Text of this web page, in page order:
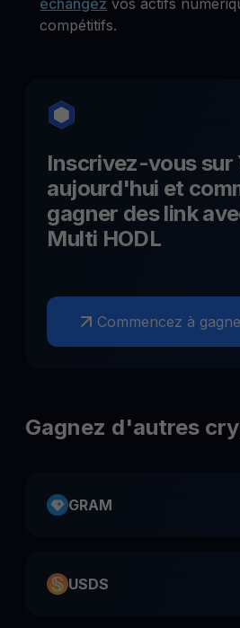
échangez vos actifs
compétitifs.
Inscrivez-vous sur
aujourd'hui et
gagner des link
Multi HODL
Commencez à
Gagnez d'autres
GRAM
USDS